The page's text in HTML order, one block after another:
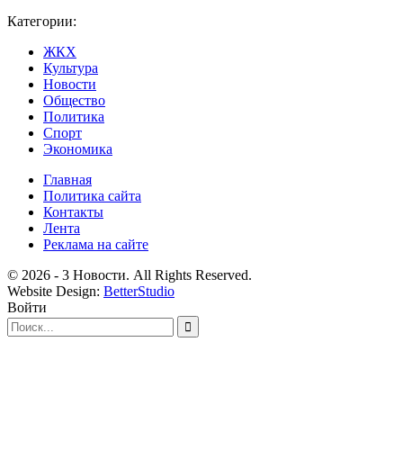
Категории:
ЖКХ
Культура
Новости
Общество
Политика
Спорт
Экономика
Главная
Политика сайта
Контакты
Лента
Реклама на сайте
© 2026 - 3 Новости. All Rights Reserved.
Website Design: BetterStudio
Войти